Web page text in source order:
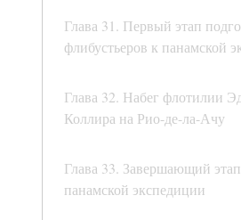
Глава 31. Первый этап
флибустьеров к панамской
Глава 32. Набег флотилии
Коллира на Рио-де-ла-Ачу
Глава 33. Завершающий
панамской экспедиции